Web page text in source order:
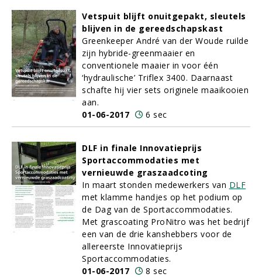
Vetspuit blijft onuitgepakt, sleutels
blijven in de gereedschapskast
Greenkeeper André van der Woude ruilde
zijn hybride-greenmaaier en
conventionele maaier in voor één
‘hydraulische’ Triflex 3400. Daarnaast
schafte hij vier sets originele maaikooien
aan.
01-06-2017
6 sec
DLF in finale Innovatieprijs
Sportaccommodaties met
vernieuwde graszaadcoting
In maart stonden medewerkers van DLF
met klamme handjes op het podium op
de Dag van de Sportaccommodaties.
Met grascoating ProNitro was het bedrijf
een van de drie kanshebbers voor de
allereerste Innovatieprijs
Sportaccommodaties.
01-06-2017
8 sec